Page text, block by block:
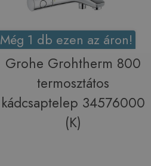
Még 1 db ezen az áron!
Grohe Grohtherm 800
termosztátos
kádcsaptelep 34576000
(K)